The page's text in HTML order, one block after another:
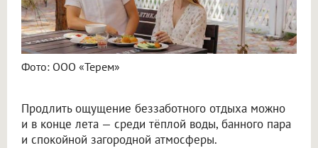
Фото: ООО «Терем»
Продлить ощущение беззаботного отдыха можно
и в конце лета — среди тёплой воды, банного пара
и спокойной загородной атмосферы.